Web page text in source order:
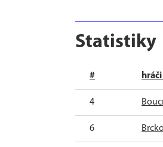
Statistiky
#
4
6